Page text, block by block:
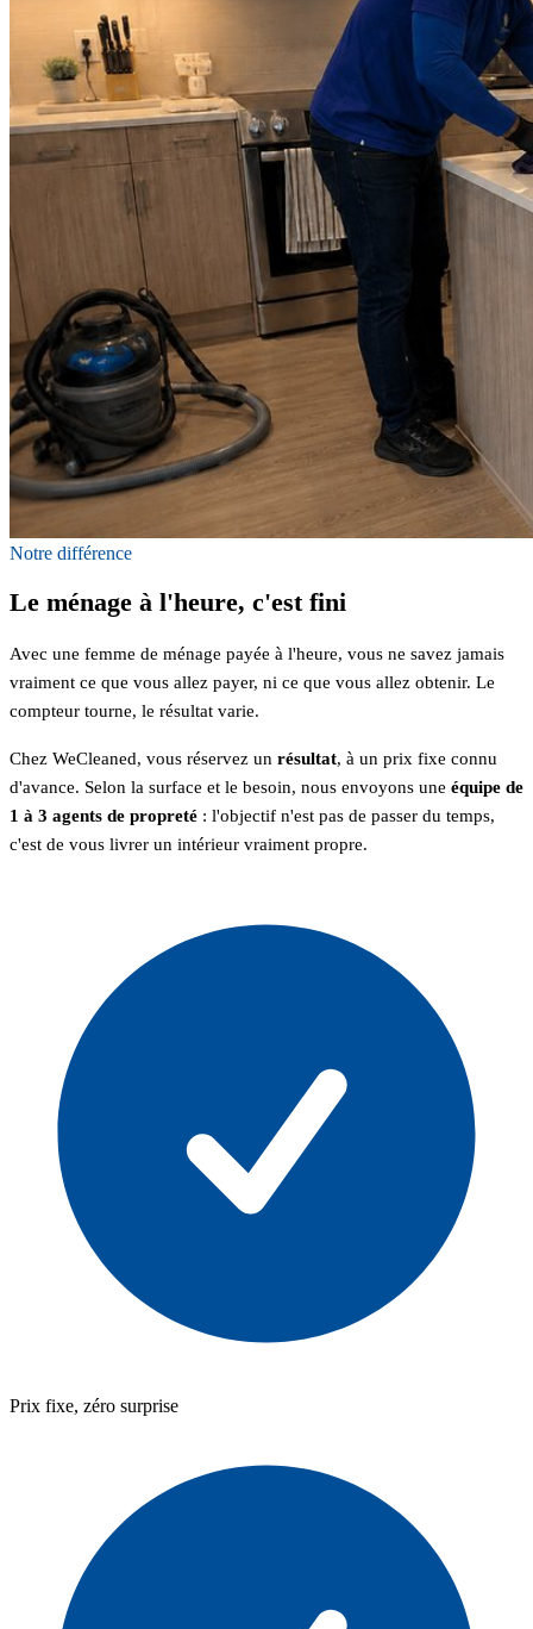
Notre différence
Le ménage à l'heure, c'est fini
Avec une femme de ménage payée à l'heure, vous ne savez jamais
vraiment ce que vous allez payer, ni ce que vous allez obtenir. Le
compteur tourne, le résultat varie.
Chez WeCleaned, vous réservez un résultat, à un prix fixe connu
d'avance. Selon la surface et le besoin, nous envoyons une équipe de
1 à 3 agents de propreté : l'objectif n'est pas de passer du temps,
c'est de vous livrer un intérieur vraiment propre.
Prix fixe, zéro surprise